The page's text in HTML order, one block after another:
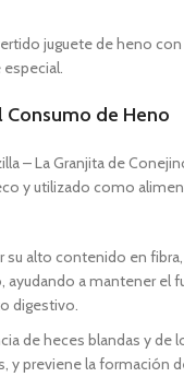
juguete de heno
de Heno
– La Granjita de
y utilizado como
su alto contenido en
ayudando a mantener el
digestivo.
de heces blandas y de
y previene la formación